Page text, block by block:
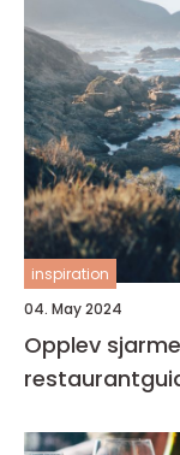
inspiration
04. May 2024
Opplev